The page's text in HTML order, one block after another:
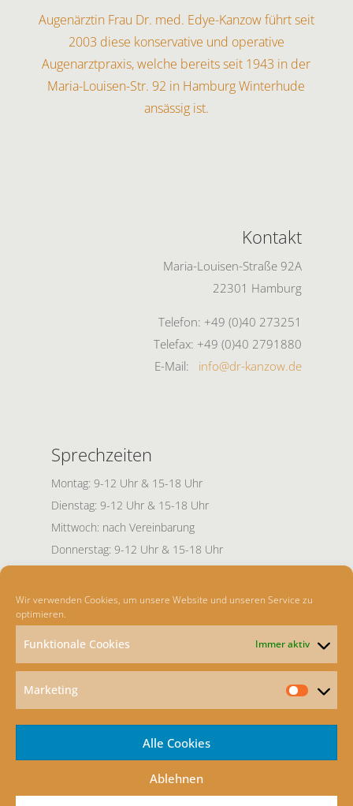
Wir verwenden Cookies, um unsere Website und unseren Service zu
optimieren.
Funktionale Cookies Immer aktiv
Marketing
Alle Cookies
Ablehnen
Augenärztin Frau Dr. med. Edye-Kanzow führt seit
2003 diese konservative und operative
Augenarztpraxis, welche bereits seit 1943 in der
Maria-Louisen-Str. 92 in Hamburg Winterhude
ansässig ist.
Kontakt
Maria-Louisen-Straße 92A
22301 Hamburg
Telefon: +49 (0)40 273251
Telefax: +49 (0)40 2791880
E-Mail: info@dr-kanzow.de
Sprechzeiten
Montag: 9-12 Uhr & 15-18 Uhr
Dienstag: 9-12 Uhr & 15-18 Uhr
Mittwoch: nach Vereinbarung
Donnerstag: 9-12 Uhr & 15-18 Uhr
Freitag Nachmittag nach Absprache für
Privatpatienten.
Offene Sprechstunden:
Montag/Dienstag/Donnerstag/Freitag von 8:30-
9:30 Uhr